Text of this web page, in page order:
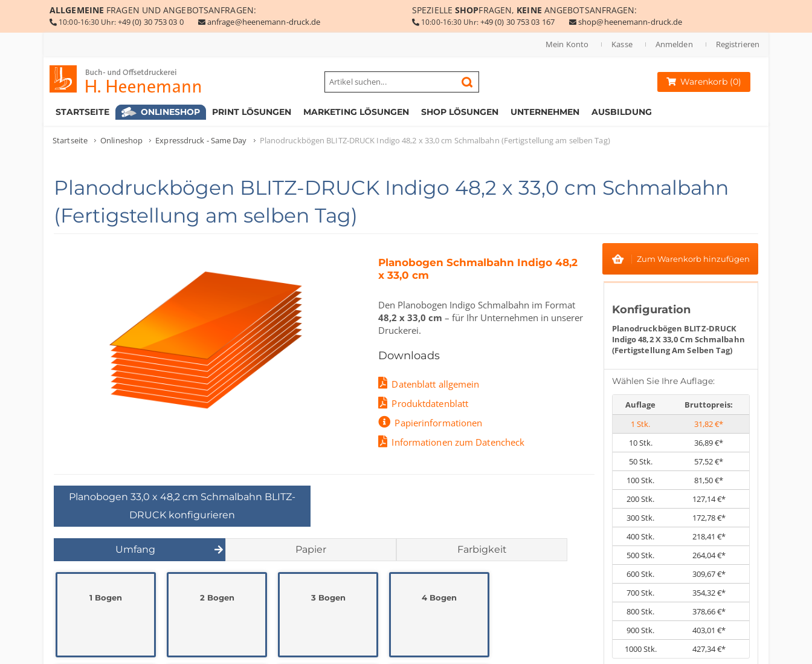
ALLGEMEINE FRAGEN UND ANGEBOTSANFRAGEN:
10:00-16:30 Uhr:+49 (0) 30 753 03 0 anfrage@heenemann-druck.de
SPEZIELLE SHOPFRAGEN, KEINE ANGEBOTSANFRAGEN:
10:00-16:30 Uhr:+49 (0) 30 753 03 167 shop@heenemann-druck.de
Mein Konto Kasse Anmelden Registrieren
Warenkorb (0)
STARTSEITE ONLINESHOP PRINT LÖSUNGEN MARKETING LÖSUNGEN SHOP LÖSUNGEN UNTERNEHMEN AUSBILDUNG
Startseite Onlineshop Expressdruck - Same Day Planodruckbögen BLITZ-DRUCK Indigo 48,2 x 33,0 cm Schmalbahn (Fertigstellung am selben Tag)
Planodruckbögen BLITZ-DRUCK Indigo 48,2 x 33,0 cm Schmalbahn
(Fertigstellung am selben Tag)
Planobogen Schmalbahn Indigo 48,2
x 33,0 cm
Den Planobogen Indigo Schmalbahn im Format
48,2 x 33,0 cm – für Ihr Unternehmen in unserer
Druckerei.
Downloads
Datenblatt allgemein
Produktdatenblatt
Papierinformationen
Informationen zum Datencheck
Planobogen 33,0 x 48,2 cm Schmalbahn BLITZ-
DRUCK konfigurieren
Umfang Papier Farbigkeit
1 Bogen 2 Bogen 3 Bogen 4 Bogen
Zum Warenkorb hinzufügen
Konfiguration
Planodruckbögen BLITZ-DRUCK
Indigo 48,2 X 33,0 Cm Schmalbahn
(Fertigstellung Am Selben Tag)
Wählen Sie Ihre Auflage:
Auflage
Bruttopreis:
1 Stk.
31,82 €*
10Stk.
36,89 €*
50Stk.
57,52 €*
100Stk.
81,50 €*
200Stk.
127,14 €*
300Stk.
172,78 €*
400Stk.
218,41 €*
500Stk.
264,04 €*
600Stk.
309,67 €*
700Stk.
354,32 €*
800Stk.
378,66 €*
900Stk.
403,01 €*
1000Stk.
427,34 €*